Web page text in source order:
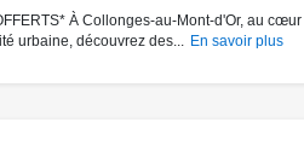
À Collonges-au-Mont-d'Or, au cœur
urbaine, découvrez des...
En savoir plus